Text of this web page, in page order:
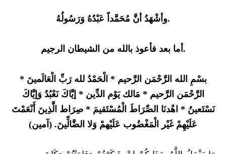
وأشْهَدُ أنَّ مُحَمَّداً عَبْدُهُ وَرَسُولُهُ.
أما بعد فأعوذ بالله من الشيطان الرجيم.
بسْمِ الله الرَّحْمَن الرَّحيم * الْحَمْدُ لله رَبِّ الْعَالَمينَ *
الرَّحْمَن الرَّحيم * مَالك يَوْم الدِّين * إيَّاكَ نَعْبُدُ وَإيَّاكَ
نَسْتَعينُ * اهْدنَا الصِّرَاطَ الْمُسْتَقيمَ * صِرَاط الَّذِينَ أَنْعَمْتَ
عَلَيْهِمْ غَيْر الْمَغْضُوب عَلَيْهمْ وَلا الضَّالِّينَ. (آمين)